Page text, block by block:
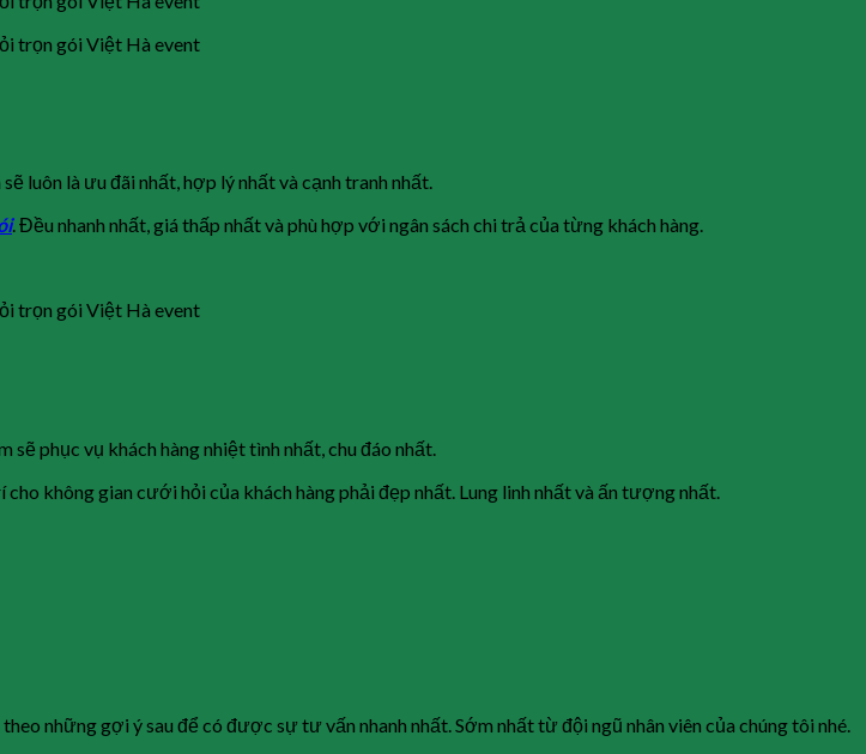
luôn là ưu đãi nhất, hợp lý nhất và cạnh tranh nhất.
. Đều nhanh nhất, giá thấp nhất và phù hợp với ngân sách chi trả của từng khách hàng.
phục vụ khách hàng nhiệt tình nhất, chu đáo nhất.
không gian cưới hỏi của khách hàng phải đẹp nhất. Lung linh nhất và ấn tượng nhất.
những gợi ý sau để có được sự tư vấn nhanh nhất. Sớm nhất từ đội ngũ nhân viên của chúng tôi nhé.